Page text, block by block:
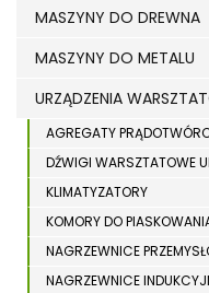
MASZYNY DO DREWNA
MASZYNY DO METALU
URZĄDZENIA
AGREGATY
DŹWIGI WARSZTATOWE
KLIMATYZATORY
KOMORY DO
NAGRZEWNICE
NAGRZEWNICE